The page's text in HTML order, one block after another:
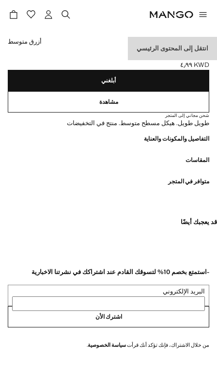
انتقل إلى المحتوى الرئيسي
مريلة قصيرة من الدنيم
السعر الحالي [KWD ٤٫٩٩ ]
KWD ٤٫٩٩
حدد اللون
أزرق متوسط
أبلغني
مشاهدة
شحن مجاني إلى المتجر
طويل طويل. هيكل مسطح متوسط. منتج في التخفيضات
التفاصيل والمكونات والعناية
المقاسات
متوافر في المتجر
قد يعجبك أيضًا
-استمتع بخصم 10% لتسوقك القادم عند اشتراكك في نشرتنا الاخبارية
البريد الإلكتروني
اشترك الأن
من خلال الاشتراك، فإنك تؤكد أنك قرأتسياسة الخصوصية.